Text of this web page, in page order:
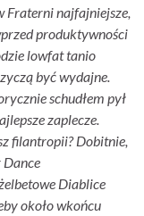
najfajniejsze,
produktywności
lowfat tanio
być wydajne.
schudłem pył
zaplecze.
filantropii? Dobitnie,
Diablice
około wkońcu